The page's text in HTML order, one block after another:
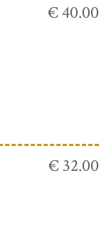
€ 40.00
€ 32.00